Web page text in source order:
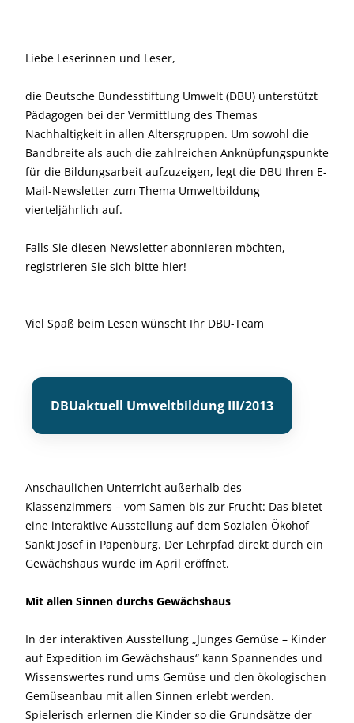
Liebe Leserinnen und Leser,
die Deutsche Bundesstiftung Umwelt (DBU) unterstützt
Pädagogen bei der Vermittlung des Themas
Nachhaltigkeit in allen Altersgruppen. Um sowohl die
Bandbreite als auch die zahlreichen Anknüpfungspunkte
für die Bildungsarbeit aufzuzeigen, legt die DBU Ihren E-
Mail-Newsletter zum Thema Umweltbildung
vierteljährlich auf.
Falls Sie diesen Newsletter abonnieren möchten,
registrieren Sie sich bitte hier!
Viel Spaß beim Lesen wünscht Ihr DBU-Team
DBUaktuell Umweltbildung III/2013
Anschaulichen Unterricht außerhalb des
Klassenzimmers – vom Samen bis zur Frucht: Das bietet
eine interaktive Ausstellung auf dem Sozialen Ökohof
Sankt Josef in Papenburg. Der Lehrpfad direkt durch ein
Gewächshaus wurde im April eröffnet.
Mit allen Sinnen durchs Gewächshaus
In der interaktiven Ausstellung „Junges Gemüse – Kinder
auf Expedition im Gewächshaus“ kann Spannendes und
Wissenswertes rund ums Gemüse und den ökologischen
Gemüseanbau mit allen Sinnen erlebt werden.
Spielerisch erlernen die Kinder so die Grundsätze der